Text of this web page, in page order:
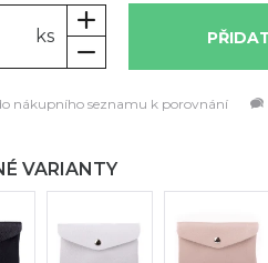
ks
nákupního seznamu k porovnání
VARIANTY